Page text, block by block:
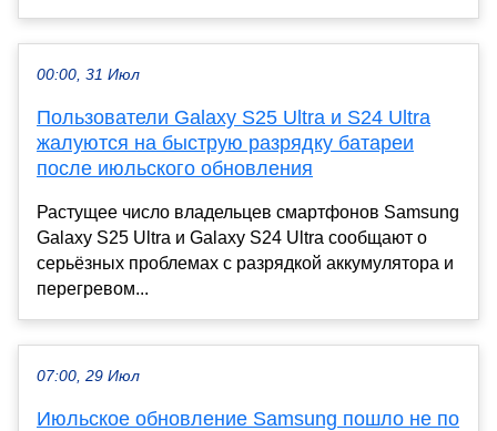
00:00, 31 Июл
Пользователи Galaxy S25 Ultra и S24 Ultra
жалуются на быструю разрядку батареи
после июльского обновления
Растущее число владельцев смартфонов Samsung
Galaxy S25 Ultra и Galaxy S24 Ultra сообщают о
серьёзных проблемах с разрядкой аккумулятора и
перегревом...
07:00, 29 Июл
Июльское обновление Samsung пошло не по